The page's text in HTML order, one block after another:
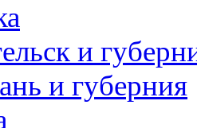
и
и губерния